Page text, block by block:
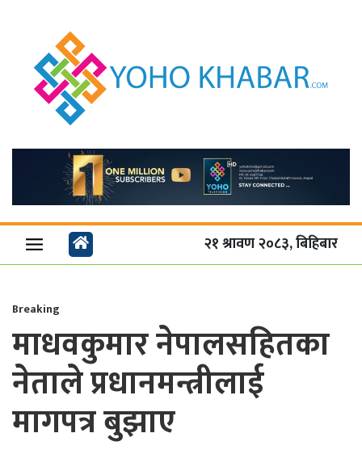
२१ श्रावण २०८३, बिहिबार
Breaking
माधवकुमार नेपालसहितका
नेताले प्रधानमन्त्रीलाई
मागपत्र बुझाए